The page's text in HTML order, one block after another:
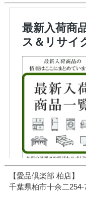
【愛品倶楽部 柏店】
千葉県柏市十余二254-